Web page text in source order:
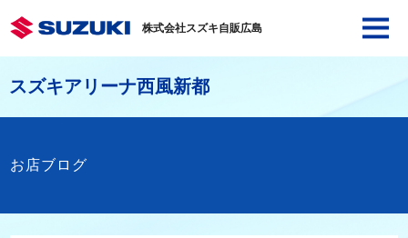
株式会社スズキ自販広島
スズキアリーナ西風新都
お店ブログ